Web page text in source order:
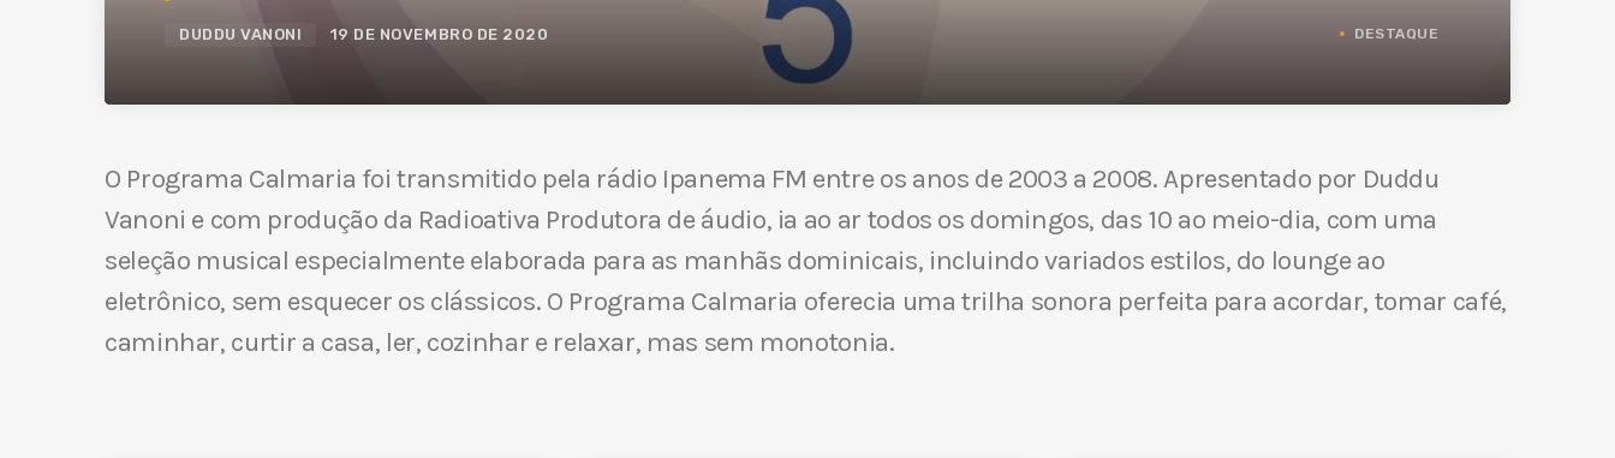
DUDDU VANONI 19 DE NOVEMBRO DE 2020 DESTAQUE
O Programa Calmaria foi transmitido pela rádio Ipanema FM entre os anos de 2003 a 2008. Apresentado por Duddu
Vanoni e com produção da Radioativa Produtora de áudio, ia ao ar todos os domingos, das 10 ao meio-dia, com uma
seleção musical especialmente elaborada para as manhãs dominicais, incluindo variados estilos, do lounge ao
eletrônico, sem esquecer os clássicos. O Programa Calmaria oferecia uma trilha sonora perfeita para acordar, tomar café,
caminhar, curtir a casa, ler, cozinhar e relaxar, mas sem monotonia.